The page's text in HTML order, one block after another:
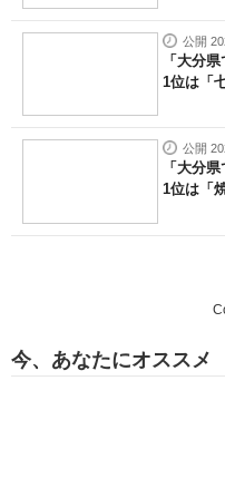
公開
「大分
1位は「
公開
「大分
1位は「
今、あなたにオススメ